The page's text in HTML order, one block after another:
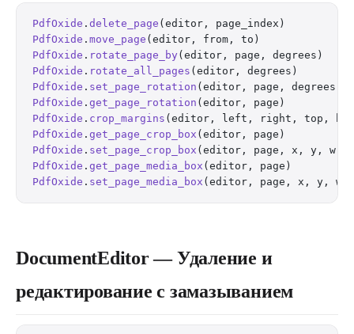
PdfOxide . delete_page (editor,
PdfOxide . move_page (editor, from,
PdfOxide . rotate_page_by (editor, page,
PdfOxide . rotate_all_pages (editor,
PdfOxide . set_page_rotation (editor, page,
PdfOxide . get_page_rotation (editor,
PdfOxide . crop_margins (editor, left, right, top,
PdfOxide . get_page_crop_box (editor,
PdfOxide . set_page_crop_box (editor, page, x, y, w,
PdfOxide . get_page_media_box (editor,
PdfOxide . set_page_media_box (editor, page, x, y,
DocumentEditor — Удаление и
редактирование с замазыванием